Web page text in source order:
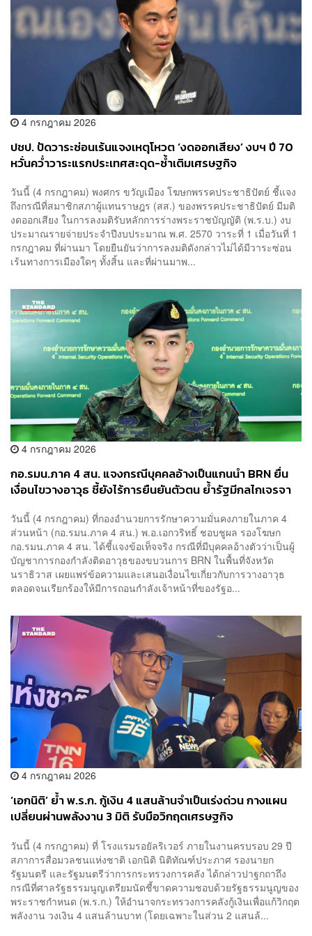
4 กรกฎาคม 2026
ปชป. ปัดวาระซ่อนเร้นแจงเหตุโหวต ‘งดออกเสียง’ งบฯ ปี 70
หวั่นคว่ำวาระแรกประเทศสะดุด-ซ้ำเติมเศรษฐกิจ
วันนี้ (4 กรกฎาคม) พงศกร ขวัญเมือง โฆษกพรรคประชาธิปัตย์ ชี้แจง
ถึงกรณีที่สมาชิกสภาผู้แทนราษฎร (สส.) ของพรรคประชาธิปัตย์ มีมติ
งดออกเสียง ในการลงมติรับหลักการร่างพระราชบัญญัติ (พ.ร.บ.) งบ
ประมาณรายจ่ายประจำปีงบประมาณ พ.ศ. 2570 วาระที่ 1 เมื่อวันที่ 1
กรกฎาคม ที่ผ่านมา โดยยืนยันว่าการลงมติดังกล่าวไม่ได้มีวาระซ่อน
เร้นทางการเมืองใดๆ ทั้งสิ้น และที่ผ่านมาพ...
4 กรกฎาคม 2026
กอ.รมน.ภาค 4 สน. แจงกรณีบุคคลอ้างเป็นแกนนำ BRN ยื่น
เงื่อนไขวางอาวุธ ชี้ยังไร้การยืนยันตัวตน ย้ำรัฐมีกลไกเจรจา
วันนี้ (4 กรกฎาคม) ที่กองอำนวยการรักษาความมั่นคงภายในภาค 4
ส่วนหน้า (กอ.รมน.ภาค 4 สน.) พ.อ.เอกวริทธิ์ ชอบชูผล รองโฆษก
กอ.รมน.ภาค 4 สน. ได้ชี้แจงข้อเท็จจริง กรณีที่มีบุคคลอ้างตัวว่าเป็นผู้
บัญชาการกองกำลังติดอาวุธของขบวนการ BRN ในพื้นที่จังหวัด
นราธิวาส เผยแพร่ข้อความและเสนอเงื่อนไขเกี่ยวกับการวางอาวุธ
ตลอดจนเรียกร้องให้มีการถอนกำลังเจ้าหน้าที่ของรัฐอ...
4 กรกฎาคม 2026
‘เอกนิติ’ ย้ำ พ.ร.ก. กู้เงิน 4 แสนล้านจำเป็นเร่งด่วน กางแผน
เปลี่ยนผ่านพลังงาน 3 มิติ รับมือวิกฤตเศรษฐกิจ
วันนี้ (4 กรกฎาคม) ที่ โรงแรมรอยัลริเวอร์ ภายในงานครบรอบ 29 ปี
สภาการสื่อมวลชนแห่งชาติ เอกนิติ นิติทัณฑ์ประภาศ รองนายก
รัฐมนตรี และรัฐมนตรีว่าการกระทรวงการคลัง ได้กล่าวปาฐกถาถึง
กรณีที่ศาลรัฐธรรมนูญเตรียมนัดชี้ขาดความชอบด้วยรัฐธรรมนูญของ
พระราชกำหนด (พ.ร.ก.) ให้อำนาจกระทรวงการคลังกู้เงินเพื่อแก้วิกฤต
พลังงาน วงเงิน 4 แสนล้านบาท (โดยเฉพาะในส่วน 2 แสนล้...